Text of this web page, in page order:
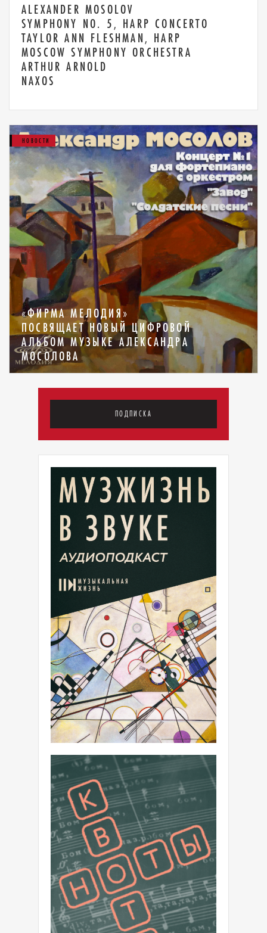
ALEXANDER MOSOLOV
SYMPHONY NO. 5, HARP CONCERTO
TAYLOR ANN FLESHMAN, HARP
MOSCOW SYMPHONY ORCHESTRA
ARTHUR ARNOLD
NAXOS
НОВОСТИ
«ФИРМА МЕЛОДИЯ»
ПОСВЯЩАЕТ НОВЫЙ ЦИФРОВОЙ
АЛЬБОМ МУЗЫКЕ АЛЕКСАНДРА
МОСОЛОВА
ПОДПИСКА